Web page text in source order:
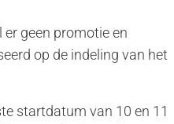
geen promotie en
op de indeling van het
startdatum van 10 en 11